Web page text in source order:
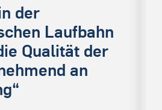
der
Laufbahn
Qualität der
an